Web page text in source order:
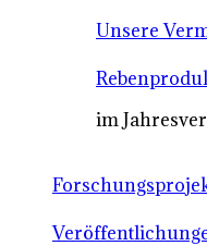
Unsere
im